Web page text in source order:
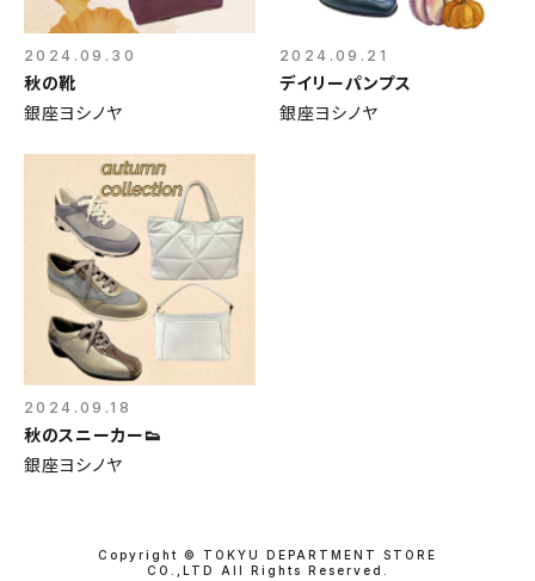
2024.09.30
秋の靴
銀座ヨシノヤ
2024.09.21
デイリーパンプス
銀座ヨシノヤ
2024.09.18
秋のスニーカー👟
銀座ヨシノヤ
Copyright © TOKYU DEPARTMENT STORE
CO.,LTD All Rights Reserved.